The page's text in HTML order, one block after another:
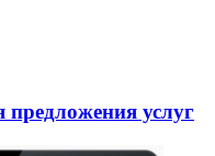
услуг